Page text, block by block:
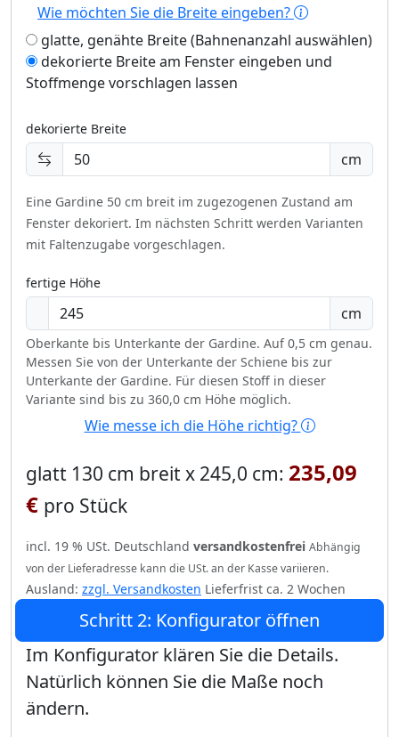
Wie möchten Sie die Breite eingeben?
glatte, genähte Breite (Bahnenanzahl auswählen)
dekorierte Breite am Fenster eingeben und
Stoffmenge vorschlagen lassen
dekorierte Breite
cm
Eine Gardine 50 cm breit im zugezogenen Zustand am
Fenster dekoriert. Im nächsten Schritt werden Varianten
mit Faltenzugabe vorgeschlagen.
fertige Höhe
cm
Oberkante bis Unterkante der Gardine. Auf 0,5 cm genau.
Messen Sie von der Unterkante der Schiene bis zur
Unterkante der Gardine. Für diesen Stoff in dieser
Variante sind bis zu 360,0 cm Höhe möglich.
Wie messe ich die Höhe richtig?
glatt 130 cm breit x 245,0 cm: 235,09
€ pro Stück
incl. 19 % USt. Deutschland versandkostenfrei Abhängig
von der Lieferadresse kann die USt. an der Kasse variieren.
Ausland: zzgl. Versandkosten Lieferfrist ca. 2 Wochen
Schritt 2: Konfigurator öffnen
Im Konfigurator klären Sie die Details.
Natürlich können Sie die Maße noch
ändern.